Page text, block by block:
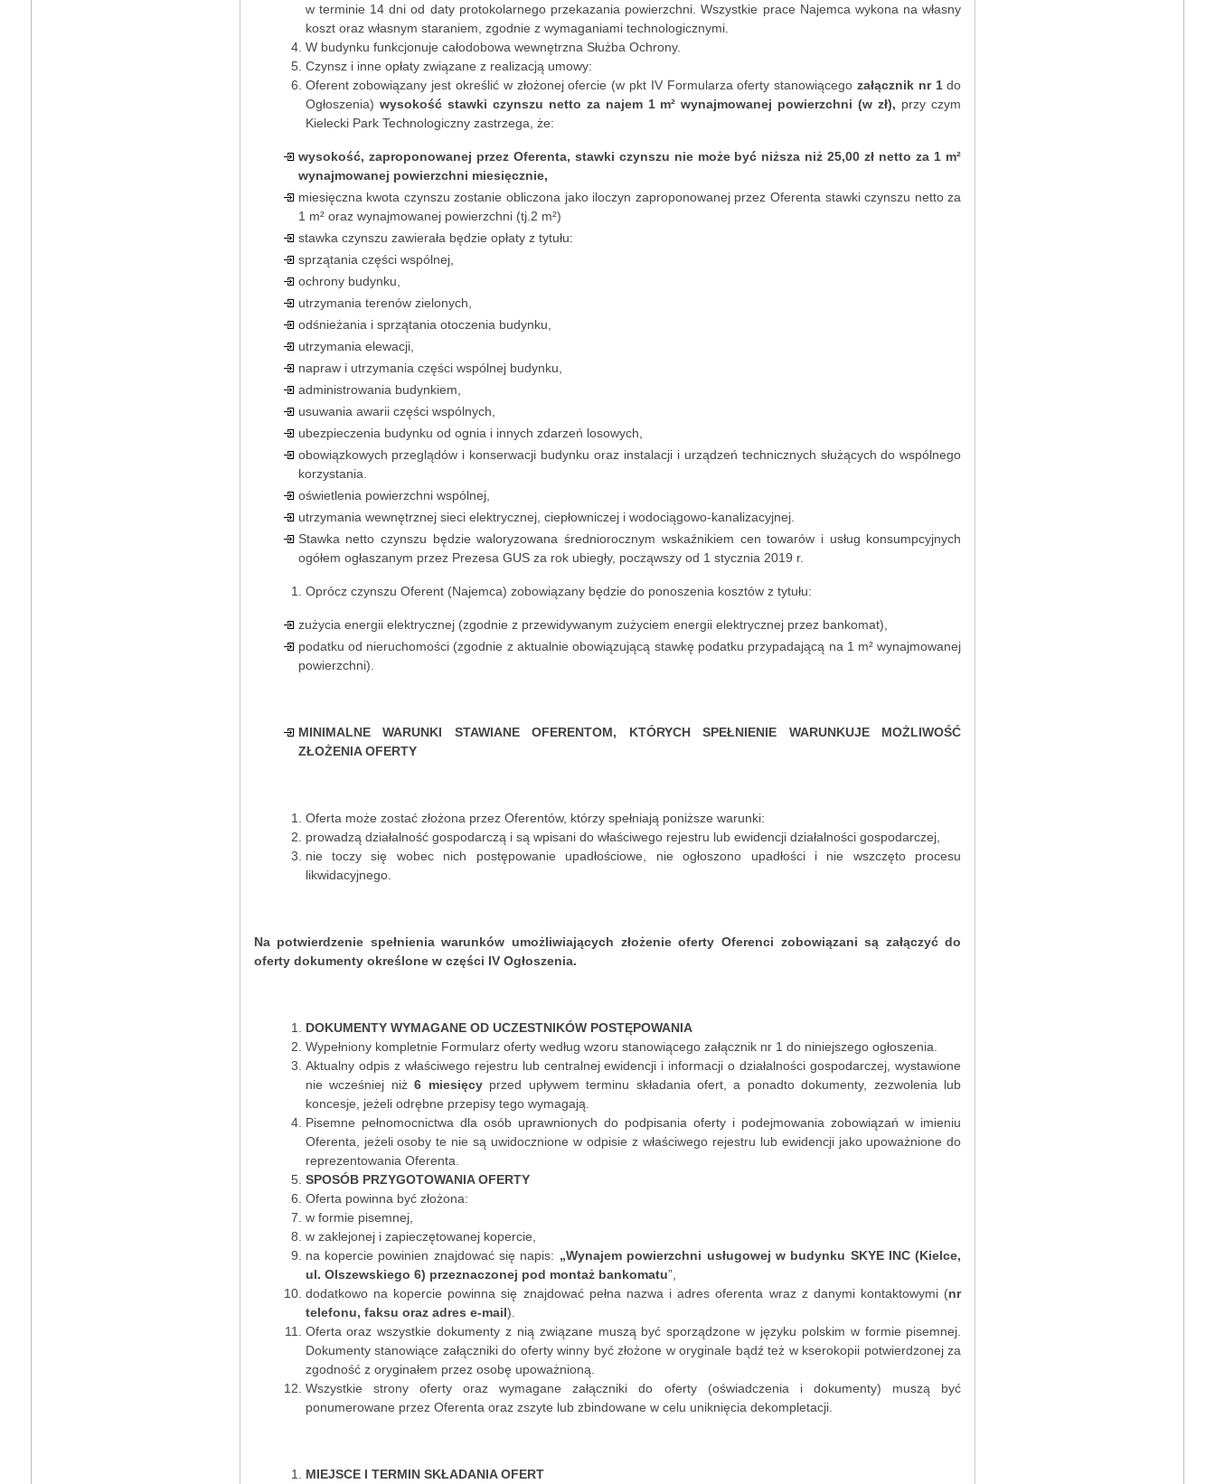
w terminie 14 dni od daty protokolarnego przekazania powierzchni. Wszystkie prace Najemca wykona na własny
koszt oraz własnym staraniem, zgodnie z wymaganiami technologicznymi.
W budynku funkcjonuje całodobowa wewnętrzna Służba Ochrony.
Czynsz i inne opłaty związane z realizacją umowy:
Oferent zobowiązany jest określić w złożonej ofercie (w pkt IV Formularza oferty stanowiącego załącznik nr 1do
Ogłoszenia) wysokość stawki czynszu netto za najem 1 m² wynajmowanej powierzchni (w zł), przy czym
Kielecki Park Technologiczny zastrzega, że:
wysokość, zaproponowanej przez Oferenta, stawki czynszu nie może być niższa niż 25,00 zł netto za 1 m²
wynajmowanej powierzchni miesięcznie,
miesięczna kwota czynszu zostanie obliczona jako iloczyn zaproponowanej przez Oferenta stawki czynszu netto za
1 m² oraz wynajmowanej powierzchni (tj.2 m²)
stawka czynszu zawierała będzie opłaty z tytułu:
sprzątania części wspólnej,
ochrony budynku,
utrzymania terenów zielonych,
odśnieżania i sprzątania otoczenia budynku,
utrzymania elewacji,
napraw i utrzymania części wspólnej budynku,
administrowania budynkiem,
usuwania awarii części wspólnych,
ubezpieczenia budynku od ognia i innych zdarzeń losowych,
obowiązkowych przeglądów i konserwacji budynku oraz instalacji i urządzeń technicznych służących do wspólnego
korzystania.
oświetlenia powierzchni wspólnej,
utrzymania wewnętrznej sieci elektrycznej, ciepłowniczej i wodociągowo-kanalizacyjnej.
Stawka netto czynszu będzie waloryzowana średniorocznym wskaźnikiem cen towarów i usług konsumpcyjnych
ogółem ogłaszanym przez Prezesa GUS za rok ubiegły, począwszy od 1 stycznia 2019 r.
Oprócz czynszu Oferent (Najemca) zobowiązany będzie do ponoszenia kosztów z tytułu:
zużycia energii elektrycznej (zgodnie z przewidywanym zużyciem energii elektrycznej przez bankomat),
podatku od nieruchomości (zgodnie z aktualnie obowiązującą stawkę podatku przypadającą na 1 m² wynajmowanej
powierzchni).
MINIMALNE WARUNKI STAWIANE OFERENTOM, KTÓRYCH SPEŁNIENIE WARUNKUJE MOŻLIWOŚĆ
ZŁOŻENIA OFERTY
Oferta może zostać złożona przez Oferentów, którzy spełniają poniższe warunki:
prowadzą działalność gospodarczą i są wpisani do właściwego rejestru lub ewidencji działalności gospodarczej,
nie toczy się wobec nich postępowanie upadłościowe, nie ogłoszono upadłości i nie wszczęto procesu
likwidacyjnego.
Na potwierdzenie spełnienia warunków umożliwiających złożenie oferty Oferenci zobowiązani są załączyć do
oferty dokumenty określone w części IV Ogłoszenia.
DOKUMENTY WYMAGANE OD UCZESTNIKÓW POSTĘPOWANIA
Wypełniony kompletnie Formularz oferty według wzoru stanowiącego załącznik nr 1 do niniejszego ogłoszenia.
Aktualny odpis z właściwego rejestru lub centralnej ewidencji i informacji o działalności gospodarczej, wystawione
nie wcześniej niż6 miesięcyprzed upływem terminu składania ofert, a ponadto dokumenty, zezwolenia lub
koncesje, jeżeli odrębne przepisy tego wymagają.
Pisemne pełnomocnictwa dla osób uprawnionych do podpisania oferty i podejmowania zobowiązań w imieniu
Oferenta, jeżeli osoby te nie są uwidocznione w odpisie z właściwego rejestru lub ewidencji jako upoważnione do
reprezentowania Oferenta.
SPOSÓB PRZYGOTOWANIA OFERTY
Oferta powinna być złożona:
w formie pisemnej,
w zaklejonej i zapieczętowanej kopercie,
na kopercie powinien znajdować się napis: „Wynajem powierzchni usługowej w budynku SKYE INC (Kielce,
ul. Olszewskiego 6) przeznaczonej pod montaż bankomatu”,
dodatkowo na kopercie powinna się znajdować pełna nazwa i adres oferenta wraz z danymi kontaktowymi (nr
telefonu, faksu oraz adres e-mail).
Oferta oraz wszystkie dokumenty z nią związane muszą być sporządzone w języku polskim w formie pisemnej.
Dokumenty stanowiące załączniki do oferty winny być złożone w oryginale bądź też w kserokopii potwierdzonej za
zgodność z oryginałem przez osobę upoważnioną.
Wszystkie strony oferty oraz wymagane załączniki do oferty (oświadczenia i dokumenty) muszą być
ponumerowane przez Oferenta oraz zszyte lub zbindowane w celu uniknięcia dekompletacji.
MIEJSCE I TERMIN SKŁADANIA OFERT